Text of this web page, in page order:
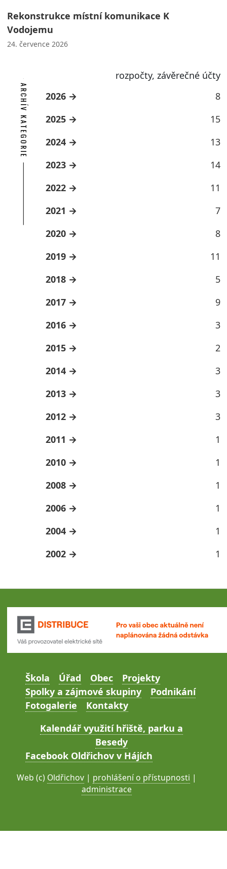
Rekonstrukce místní komunikace K
Vodojemu
24. července 2026
rozpočty, závěrečné účty
ARCHÍV KATEGORIE 2026
8
2025
15
2024
13
2023
14
2022
11
2021
7
2020
8
2019
11
2018
5
2017
9
2016
3
2015
2
2014
3
2013
3
2012
3
2011
1
2010
1
2008
1
2006
1
2004
1
2002
1
Škola Úřad Obec
Projekty
Spolky a zájmové skupiny
Podnikání
Fotogalerie
Kontakty
Kalendář využití hřiště, parku a
Besedy
Facebook Oldřichov v Hájích
Web (c) Oldřichov | prohlášení o přístupnosti |
administrace